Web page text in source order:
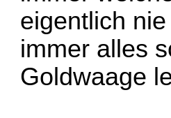
eigentlich
immer alles
Goldwaage